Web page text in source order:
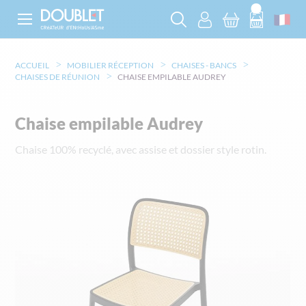
ACCUEIL MOBILIER RÉCEPTION
CHAISES - BANCS
CHAISES DE RÉUNION
CHAISE EMPILABLE AUDREY
Chaise empilable Audrey
Chaise 100% recyclé, avec assise et dossier style rotin.